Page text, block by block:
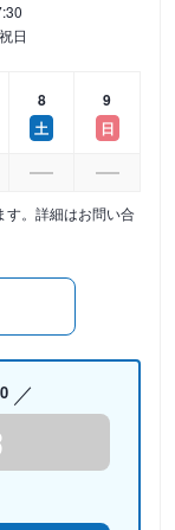
日
8
土
9
日
す。詳細はお問い合